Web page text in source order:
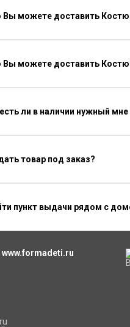
Вы можете доставить
Вы можете доставить
есть ли в наличии нужный
товар под заказ?
пункт выдачи рядом с
www.formadeti.ru